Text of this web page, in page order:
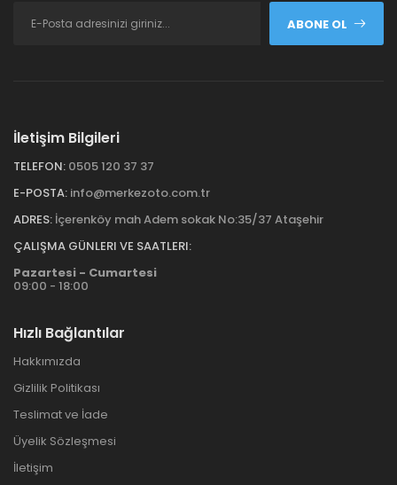
ABONE OL
İletişim Bilgileri
TELEFON: 0505 120 37 37
E-POSTA: info@merkezoto.com.tr
ADRES: İçerenköy mah Adem sokak No:35/37 Ataşehir
ÇALIŞMA GÜNLERI VE SAATLERI:
Pazartesi - Cumartesi
09:00 - 18:00
Hızlı Bağlantılar
Hakkımızda
Gizlilik Politikası
Teslimat ve İade
Üyelik Sözleşmesi
İletişim